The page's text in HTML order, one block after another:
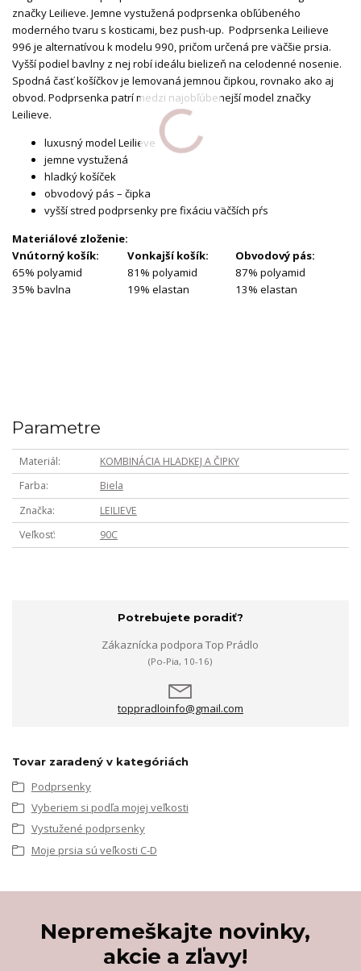
značky Leilieve. Jemne vystužená podprsenka obľúbeného
moderného tvaru s kosticami, bez push-up. Podprsenka Leilieve
996 je alternatívou k modelu 990, pričom určená pre väčšie prsia.
Vyšší podiel bavlny z nej robí ideálu bielizeň na celodenné nosenie.
Spodná časť košíčkov je lemovaná jemnou čipkou, rovnako ako aj
obvod. Podprsenka patrí medzi najobľúbenejší model značky
Leilieve.
luxusný model Leilieve
jemne vystužená
hladký košíček
obvodový pás – čipka
vyšší stred podprsenky pre fixáciu väčších pŕs
Materiálové zloženie:
Vnútorný košík:
Vonkajší košík:
Obvodový pás:
65% polyamid
35% bavlna
81% polyamid
19% elastan
87% polyamid
13% elastan
Parametre
Materiál
KOMBINÁCIA HLADKEJ A ČIPKY
Farba
Biela
Značka
LEILIEVE
Veľkosť
90C
Potrebujete poradiť?
Zákaznícka podpora Top Prádlo
(Po-Pia, 10-16)
toppradloinfo@gmail.com
Tovar zaradený v kategóriách
Podprsenky
Vyberiem si podľa mojej veľkosti
Vystužené podprsenky
Moje prsia sú veľkosti C-D
Nepremeškajte novinky,
akcie a zľavy!